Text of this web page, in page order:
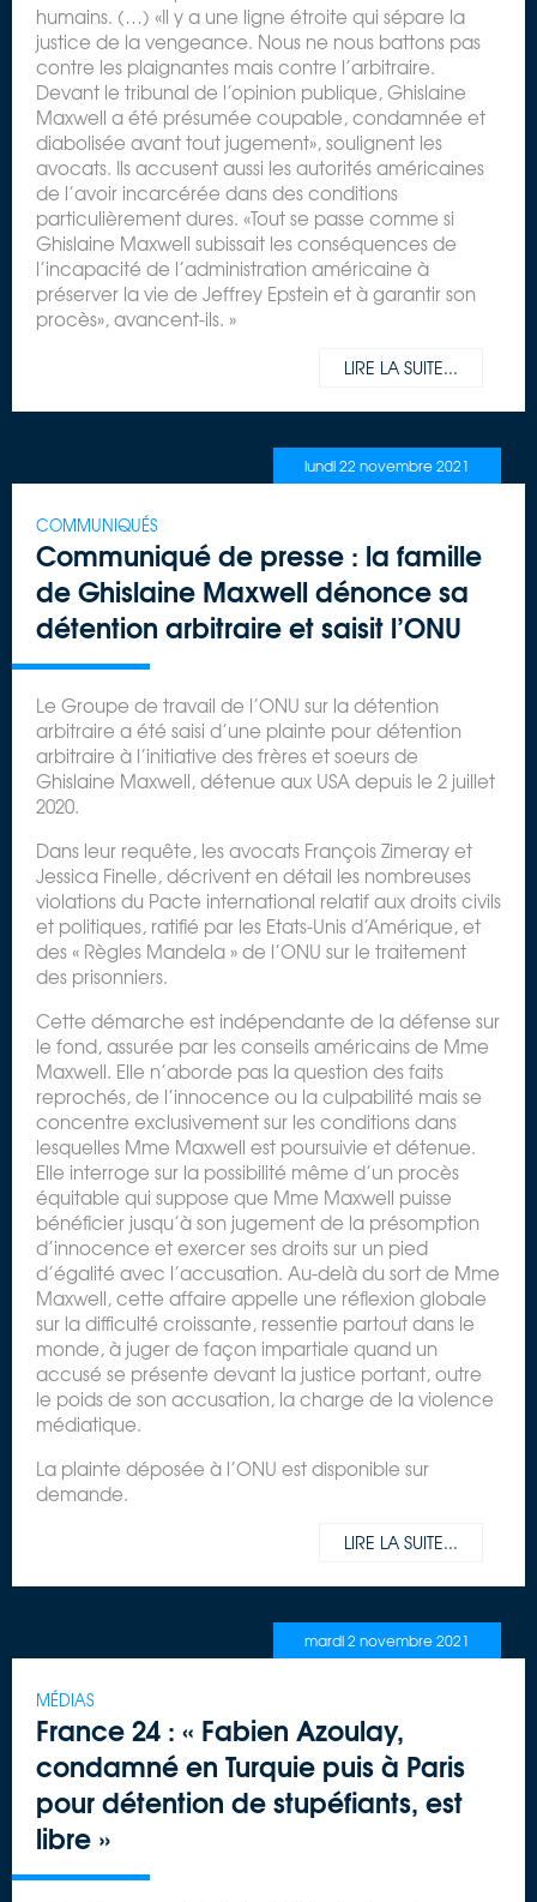
humains. (…) «Il y a une ligne étroite qui sépare la
justice de la vengeance. Nous ne nous battons pas
contre les plaignantes mais contre l’arbitraire.
Devant le tribunal de l’opinion publique, Ghislaine
Maxwell a été présumée coupable, condamnée et
diabolisée avant tout jugement», soulignent les
avocats. Ils accusent aussi les autorités américaines
de l’avoir incarcérée dans des conditions
particulièrement dures. «Tout se passe comme si
Ghislaine Maxwell subissait les conséquences de
l’incapacité de l’administration américaine à
préserver la vie de Jeffrey Epstein et à garantir son
procès», avancent-ils. »
LIRE LA SUITE...
lundi 22 novembre 2021
COMMUNIQUÉS
Communiqué de presse : la famille
de Ghislaine Maxwell dénonce sa
détention arbitraire et saisit l’ONU
Le Groupe de travail de l’ONU sur la détention
arbitraire a été saisi d’une plainte pour détention
arbitraire à l’initiative des frères et soeurs de
Ghislaine Maxwell, détenue aux USA depuis le 2 juillet
2020.
Dans leur requête, les avocats François Zimeray et
Jessica Finelle, décrivent en détail les nombreuses
violations du Pacte international relatif aux droits civils
et politiques, ratifié par les Etats-Unis d’Amérique, et
des « Règles Mandela » de l’ONU sur le traitement
des prisonniers.
Cette démarche est indépendante de la défense sur
le fond, assurée par les conseils américains de Mme
Maxwell. Elle n’aborde pas la question des faits
reprochés, de l’innocence ou la culpabilité mais se
concentre exclusivement sur les conditions dans
lesquelles Mme Maxwell est poursuivie et détenue.
Elle interroge sur la possibilité même d’un procès
équitable qui suppose que Mme Maxwell puisse
bénéficier jusqu’à son jugement de la présomption
d’innocence et exercer ses droits sur un pied
d’égalité avec l’accusation. Au-delà du sort de Mme
Maxwell, cette affaire appelle une réflexion globale
sur la difficulté croissante, ressentie partout dans le
monde, à juger de façon impartiale quand un
accusé se présente devant la justice portant, outre
le poids de son accusation, la charge de la violence
médiatique.
La plainte déposée à l’ONU est disponible sur
demande.
LIRE LA SUITE...
mardi 2 novembre 2021
MÉDIAS
France 24 : « Fabien Azoulay,
condamné en Turquie puis à Paris
pour détention de stupéfiants, est
libre »